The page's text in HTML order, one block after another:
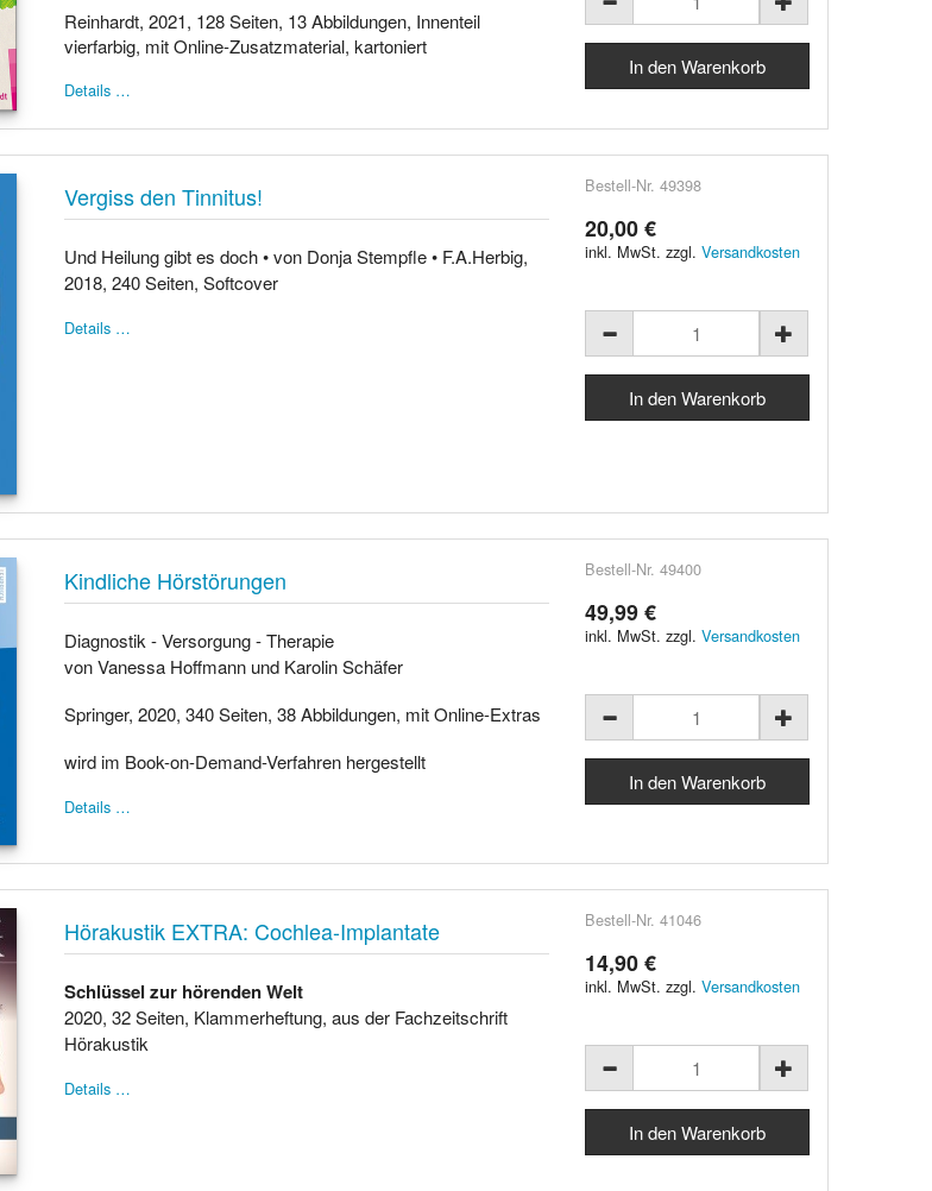
Reinhardt, 2021, 128 Seiten, 13 Abbildungen, Innenteil
vierfarbig, mit Online-Zusatzmaterial, kartoniert
Details …
Vergiss den Tinnitus!
Und Heilung gibt es doch • von Donja Stempfle • F.A.Herbig,
2018, 240 Seiten, Softcover
Details …
Bestell-Nr. 49398
20,00 €
inkl. MwSt. zzgl.Versandkosten
Kindliche Hörstörungen
Diagnostik - Versorgung - Therapie
von Vanessa Hoffmann und Karolin Schäfer
Springer, 2020, 340 Seiten, 38 Abbildungen, mit Online-Extras
wird im Book-on-Demand-Verfahren hergestellt
Details …
Bestell-Nr. 49400
49,99 €
inkl. MwSt. zzgl.Versandkosten
Hörakustik EXTRA: Cochlea-Implantate
Schlüssel zur hörenden Welt
2020, 32 Seiten, Klammerheftung, aus der Fachzeitschrift
Hörakustik
Details …
Bestell-Nr. 41046
14,90 €
inkl. MwSt. zzgl.Versandkosten